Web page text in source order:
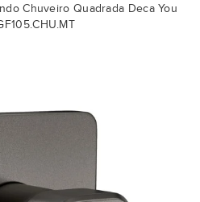
Chuveiro Quadrada Deca You